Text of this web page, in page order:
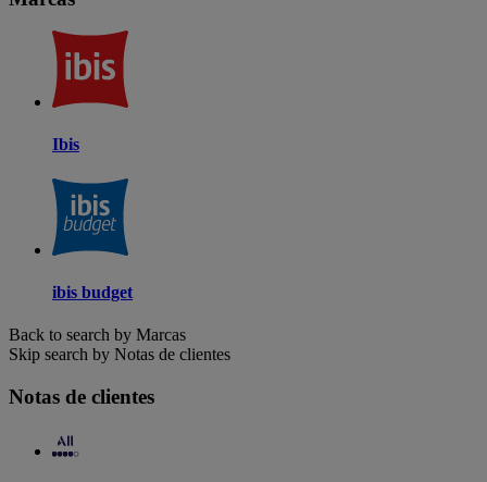
Ibis
ibis budget
Back to search by Marcas
Skip search by Notas de clientes
Notas de clientes